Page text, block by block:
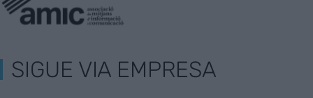
SIGUE VIA EMPRESA